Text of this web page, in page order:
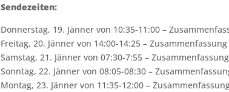
Sendezeiten:
Donnerstag, 19. Jänner von 10:35-11:00 –
Freitag, 20. Jänner von 14:00-14:25 – Zusammenfassung
Samstag, 21. Jänner von 07:30-7:55 –
Sonntag, 22. Jänner von 08:05-08:30 –
Montag, 23. Jänner von 11:35-12:00 –